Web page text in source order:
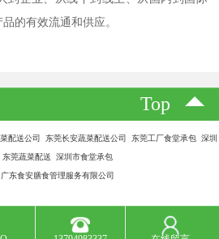
的有效流通和供应。
Top
配送公司 东莞长安蔬菜配送公司 东莞工厂食堂承包 深圳
莞蔬菜配送 深圳市食堂承包
东食安膳食管理服务有限公司